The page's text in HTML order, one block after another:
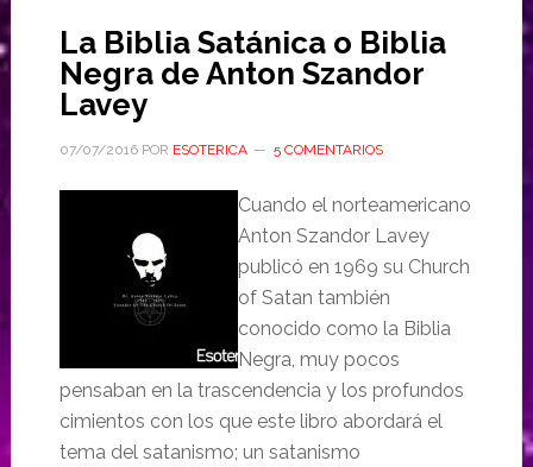
La Biblia Satánica o Biblia
Negra de Anton Szandor
Lavey
07/07/2016POR ESOTERICA 5 COMENTARIOS
Cuando el norteamericano
Anton Szandor Lavey
publicó en 1969 su Church
of Satan también
conocido como la Biblia
Negra, muy pocos
pensaban en la trascendencia y los profundos
cimientos con los que este libro abordará el
tema del satanismo; un satanismo